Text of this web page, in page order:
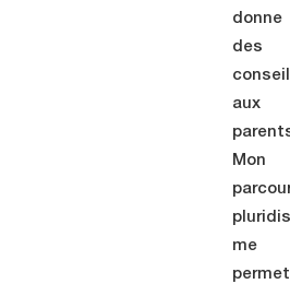
donne
des
aux
Mon
me
permet